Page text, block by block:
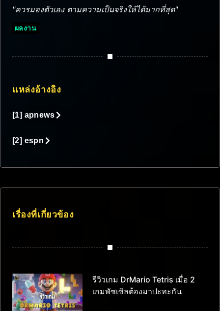
"ควรมองตัวเอง ตามความเป็นจริงให้ได้มากที่สุด"
ผลงาน
แหล่งอ้างอิง
[1] apnews
[2] espn
เรื่องที่เกี่ยวข้อง
รีวิวเกม DrMario Tetris เมื่อ 2
เกมพัซเซิลต้องมาปะทะกัน